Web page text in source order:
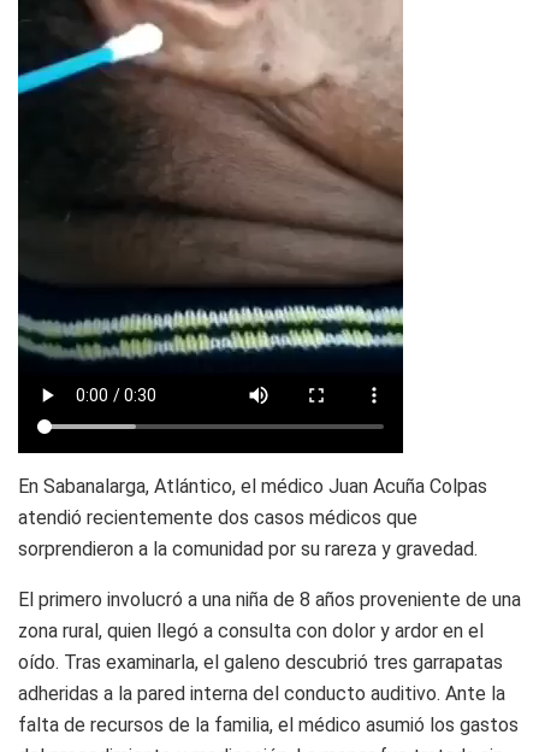
En Sabanalarga, Atlántico, el médico Juan Acuña Colpas
atendió recientemente dos casos médicos que
sorprendieron a la comunidad por su rareza y gravedad.
El primero involucró a una niña de 8 años proveniente de una
zona rural, quien llegó a consulta con dolor y ardor en el
oído. Tras examinarla, el galeno descubrió tres garrapatas
adheridas a la pared interna del conducto auditivo. Ante la
falta de recursos de la familia, el médico asumió los gastos